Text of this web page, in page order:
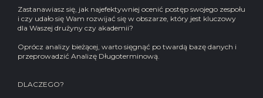
Zastanawiasz się, jak najefektywniej ocenić postęp swojego zespołu
i czy udało się Wam rozwijać się w obszarze, który jest kluczowy
dla Waszej drużyny czy akademii?
Oprócz analizy bieżącej, warto sięgnąć po twardą bazę danych i
przeprowadzić Analizę Długoterminową.
DLACZEGO?